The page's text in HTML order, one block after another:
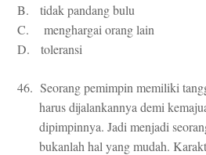
B. tidak pandang bulu
C. menghargai
D. toleransi
46. Seorang pemimpin memiliki
harus dijalankannya demi
dipimpinnya. Jadi menjadi
bukanlah hal yang mudah.